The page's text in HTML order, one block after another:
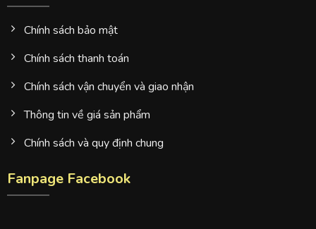
Chính sách bảo mật
Chính sách thanh toán
Chính sách vận chuyển và giao nhận
Thông tin về giá sản phẩm
Chính sách và quy định chung
Fanpage Facebook